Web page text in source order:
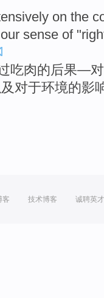
on the
our sense of
吃肉的 后果—对
对于环境的影
客 技术博客 诚聘英才